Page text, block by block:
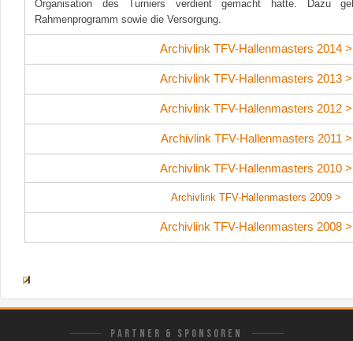
Organisation des Turniers verdient gemacht hatte. Dazu
Rahmenprogramm sowie die Versorgung.
Archivlink TFV-Hallenmasters 2014 >
Archivlink TFV-Hallenmasters 2013 >
Archivlink TFV-Hallenmasters 2012 >
Archivlink TFV-Hallenmasters 2011 >
Archivlink TFV-Hallenmasters 2010 >
Archivlink TFV-Hallenmasters 2009 >
Archivlink TFV-Hallenmasters 2008 >
PARTNER & SPONSOREN